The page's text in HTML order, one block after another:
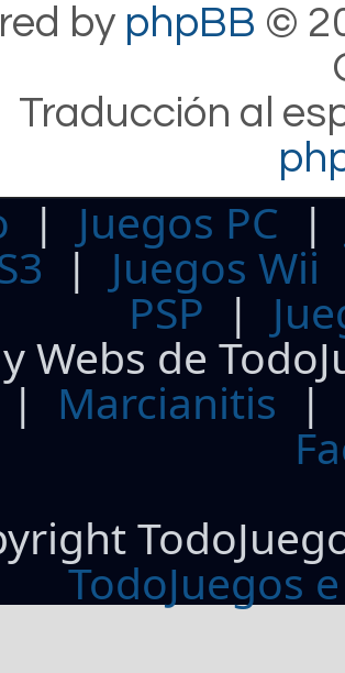
by phpBB ©
Traducción al
| Juegos PC
| Juegos Wii
PSP |
Webs de
| Marcianitis |
TodoJuegos